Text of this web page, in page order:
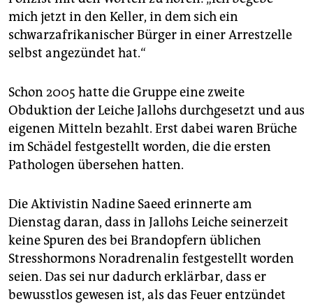
mich jetzt in den Keller, in dem sich ein
schwarzafrikanischer Bürger in einer Arrestzelle
selbst angezündet hat.“
Schon 2005 hatte die Gruppe eine zweite
Obduktion der Leiche Jallohs durchgesetzt und aus
eigenen Mitteln bezahlt. Erst dabei waren Brüche
im Schädel festgestellt worden, die die ersten
Pathologen übersehen hatten.
Die Aktivistin Nadine Saeed erinnerte am
Dienstag daran, dass in Jallohs Leiche seinerzeit
keine Spuren des bei Brandopfern üblichen
Stresshormons Noradrenalin festgestellt worden
seien. Das sei nur dadurch erklärbar, dass er
bewusstlos gewesen ist, als das Feuer entzündet